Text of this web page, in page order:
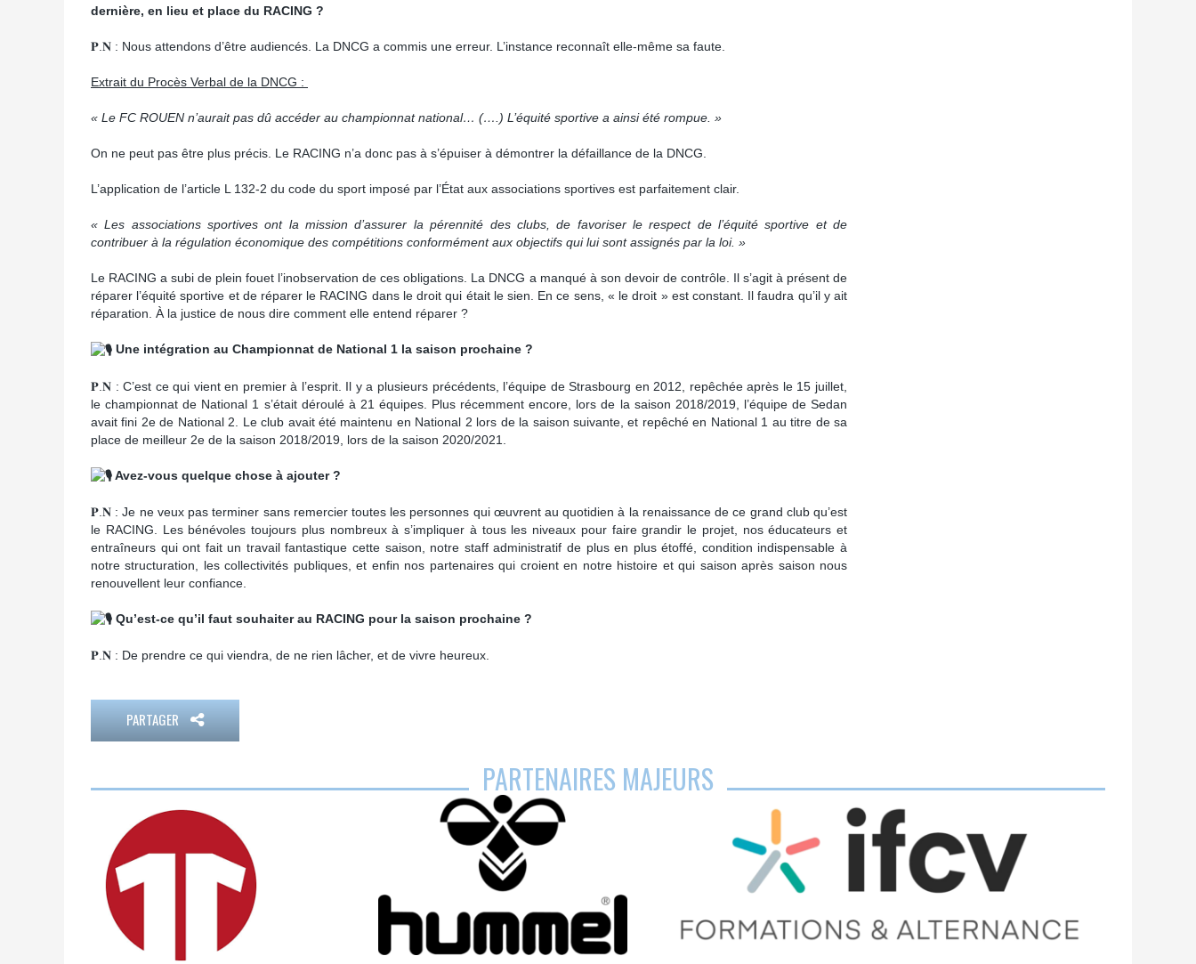
dernière, en lieu et place du RACING ?
𝐏.𝐍 : Nous attendons d’être audiencés. La DNCG a commis une erreur. L’instance reconnaît elle-même sa faute.
Extrait du Procès Verbal de la DNCG :
« Le FC ROUEN n’aurait pas dû accéder au championnat national… (….) L’équité sportive a ainsi été rompue. »
On ne peut pas être plus précis. Le RACING n’a donc pas à s’épuiser à démontrer la défaillance de la DNCG.
L’application de l’article L 132-2 du code du sport imposé par l’État aux associations sportives est parfaitement clair.
« Les associations sportives ont la mission d’assurer la pérennité des clubs, de favoriser le respect de l’équité sportive et de
contribuer à la régulation économique des compétitions conformément aux objectifs qui lui sont assignés par la loi. »
Le RACING a subi de plein fouet l’inobservation de ces obligations. La DNCG a manqué à son devoir de contrôle. Il s’agit à présent de
réparer l’équité sportive et de réparer le RACING dans le droit qui était le sien. En ce sens, « le droit » est constant. Il faudra qu’il y ait
réparation. À la justice de nous dire comment elle entend réparer ?
Une intégration au Championnat de National 1 la saison prochaine ?
𝐏.𝐍 : C’est ce qui vient en premier à l’esprit. Il y a plusieurs précédents, l’équipe de Strasbourg en 2012, repêchée après le 15 juillet,
le championnat de National 1 s’était déroulé à 21 équipes. Plus récemment encore, lors de la saison 2018/2019, l’équipe de Sedan
avait fini 2e de National 2. Le club avait été maintenu en National 2 lors de la saison suivante, et repêché en National 1 au titre de sa
place de meilleur 2e de la saison 2018/2019, lors de la saison 2020/2021.
Avez-vous quelque chose à ajouter ?
𝐏.𝐍 : Je ne veux pas terminer sans remercier toutes les personnes qui œuvrent au quotidien à la renaissance de ce grand club qu’est
le RACING. Les bénévoles toujours plus nombreux à s’impliquer à tous les niveaux pour faire grandir le projet, nos éducateurs et
entraîneurs qui ont fait un travail fantastique cette saison, notre staff administratif de plus en plus étoffé, condition indispensable à
notre structuration, les collectivités publiques, et enfin nos partenaires qui croient en notre histoire et qui saison après saison nous
renouvellent leur confiance.
Qu’est-ce qu’il faut souhaiter au RACING pour la saison prochaine ?
𝐏.𝐍 : De prendre ce qui viendra, de ne rien lâcher, et de vivre heureux.
PARTAGER
PARTENAIRES MAJEURS